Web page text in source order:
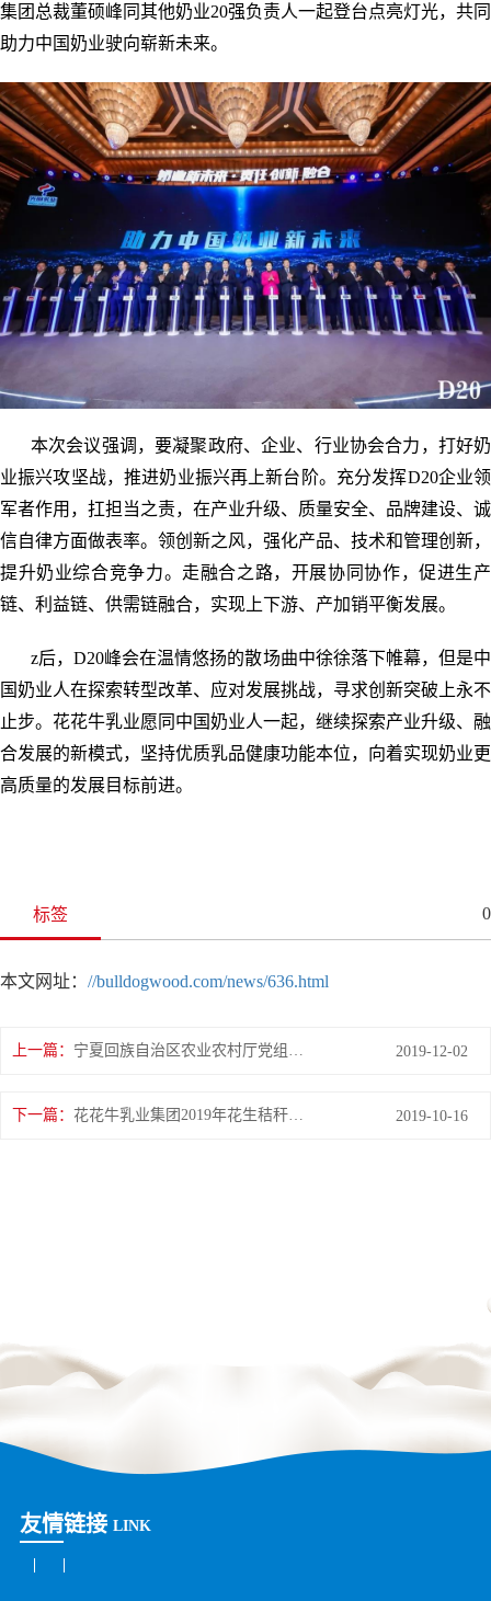
集团总裁董硕峰同其他奶业20强负责人一起登台点亮灯光，共同
助力中国奶业驶向崭新未来。
本次会议强调，要凝聚政府、企业、行业协会合力，打好奶
业振兴攻坚战，推进奶业振兴再上新台阶。充分发挥D20企业领
军者作用，扛担当之责，在产业升级、质量安全、品牌建设、诚
信自律方面做表率。领创新之风，强化产品、技术和管理创新，
提升奶业综合竞争力。走融合之路，开展协同协作，促进生产
链、利益链、供需链融合，实现上下游、产加销平衡发展。
z后，D20峰会在温情悠扬的散场曲中徐徐落下帷幕，但是中
国奶业人在探索转型改革、应对发展挑战，寻求创新突破上永不
止步。花花牛乳业愿同中国奶业人一起，继续探索产业升级、融
合发展的新模式，坚持优质乳品健康功能本位，向着实现奶业更
高质量的发展目标前进。
标签 0
本文网址： //bulldogwood.com/news/636.html
上一篇： 宁夏回族自治区农业农村厅党组书记、厅长王刚一行莅临花花牛乳业集团调研 2019-12-02
下一篇： 花花牛乳业集团2019年花生秸秆招标公告 2019-10-16
友情链接 LINK